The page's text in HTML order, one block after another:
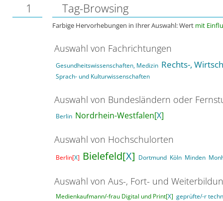
1 Tag-Browsing
Farbige Hervorhebungen in Ihrer Auswahl: Wert mit
Auswahl von Fachrichtungen
Gesundheitswissenschaften, Medizin Rechts-,
Sprach- und Kulturwissenschaften
Auswahl von Bundesländern oder
Berlin Nordrhein-Westfalen[X]
Auswahl von Hochschulorten
Berlin[X] Bielefeld[X] Dortmund Köln Minden
Auswahl von Aus-, Fort- und
Medienkaufmann/-frau Digital und Print[X] geprüfte/-r